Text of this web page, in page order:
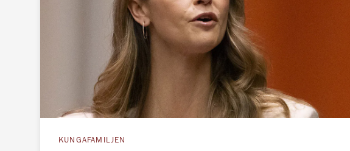
KUNGAFAMILJEN